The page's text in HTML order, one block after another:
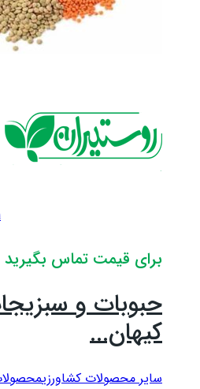
برای قیمت تماس بگیرید
حبوبات و
کیهان...
سایر محصولات کشاورزی